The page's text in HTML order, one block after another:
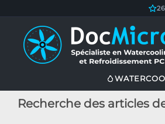
Recherche des articles